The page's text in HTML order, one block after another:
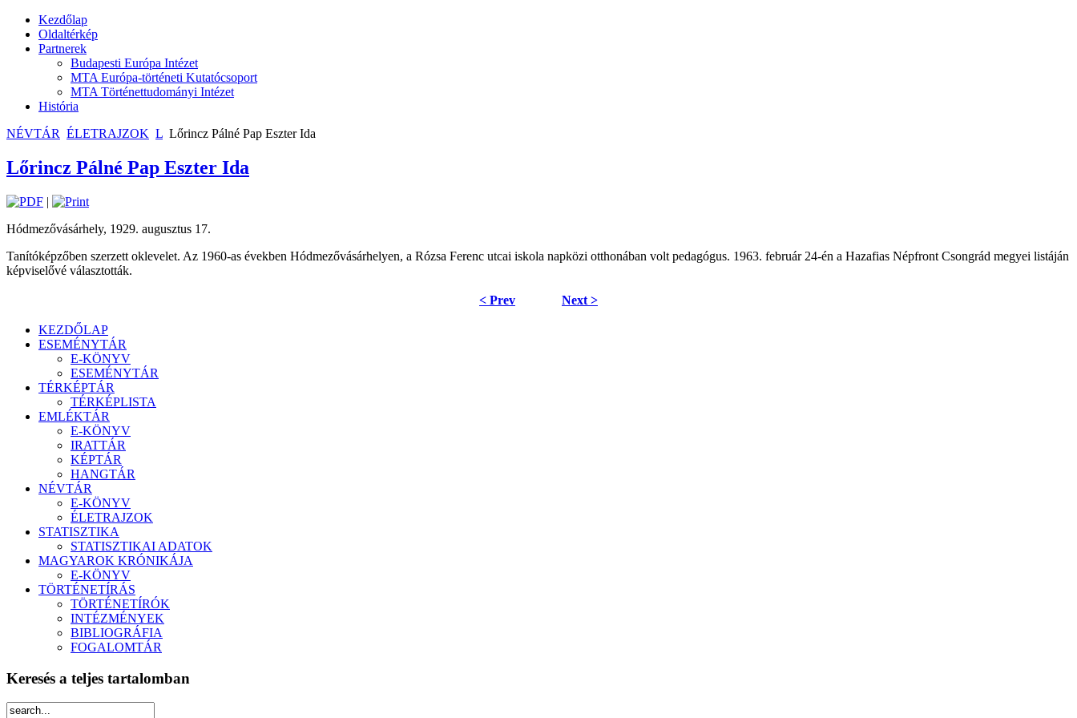
Kezdőlap
Oldaltérkép
Partnerek
Budapesti Európa Intézet
MTA Európa-történeti Kutatócsoport
MTA Történettudományi Intézet
História
NÉVTÁR ÉLETRAJZOK L Lőrincz Pálné Pap Eszter Ida
Lőrincz Pálné Pap Eszter Ida
|
Hódmezővásárhely, 1929. augusztus 17.
Tanítóképzőben szerzett oklevelet. Az 1960-as években Hódmezővásárhelyen, a Rózsa Ferenc utcai iskola napközi otthonában volt pedagógus. 1963. február 24-én a Hazafias Népfront Csongrád megyei listáján
képviselővé választották.
< Prev Next >
KEZDŐLAP
ESEMÉNYTÁR
E-KÖNYV
ESEMÉNYTÁR
TÉRKÉPTÁR
TÉRKÉPLISTA
EMLÉKTÁR
E-KÖNYV
IRATTÁR
KÉPTÁR
HANGTÁR
NÉVTÁR
E-KÖNYV
ÉLETRAJZOK
STATISZTIKA
STATISZTIKAI ADATOK
MAGYAROK KRÓNIKÁJA
E-KÖNYV
TÖRTÉNETÍRÁS
TÖRTÉNETÍRÓK
INTÉZMÉNYEK
BIBLIOGRÁFIA
FOGALOMTÁR
Keresés a teljes tartalomban